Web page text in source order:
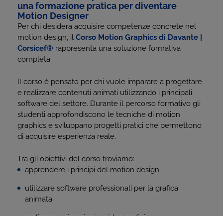
una formazione pratica per diventare
Motion Designer
Per chi desidera acquisire competenze concrete nel
motion design, il Corso Motion Graphics di Davante |
Corsicef® rappresenta una soluzione formativa
completa.
Il corso è pensato per chi vuole imparare a progettare
e realizzare contenuti animati utilizzando i principali
software del settore. Durante il percorso formativo gli
studenti approfondiscono le tecniche di motion
graphics e sviluppano progetti pratici che permettono
di acquisire esperienza reale.
Tra gli obiettivi del corso troviamo:
apprendere i principi del motion design
utilizzare software professionali per la grafica
animata